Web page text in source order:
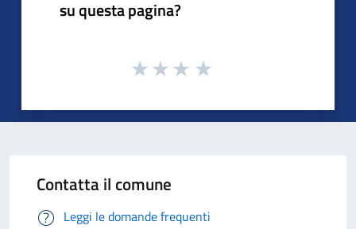
su questa pagina?
Contatta il comune
Leggi le domande frequenti